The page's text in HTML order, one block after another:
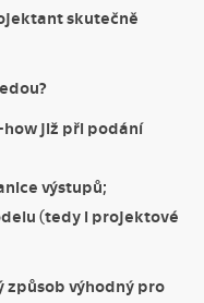
skutečně
již při podání
výstupů;
(tedy i projektové
způsob výhodný pro